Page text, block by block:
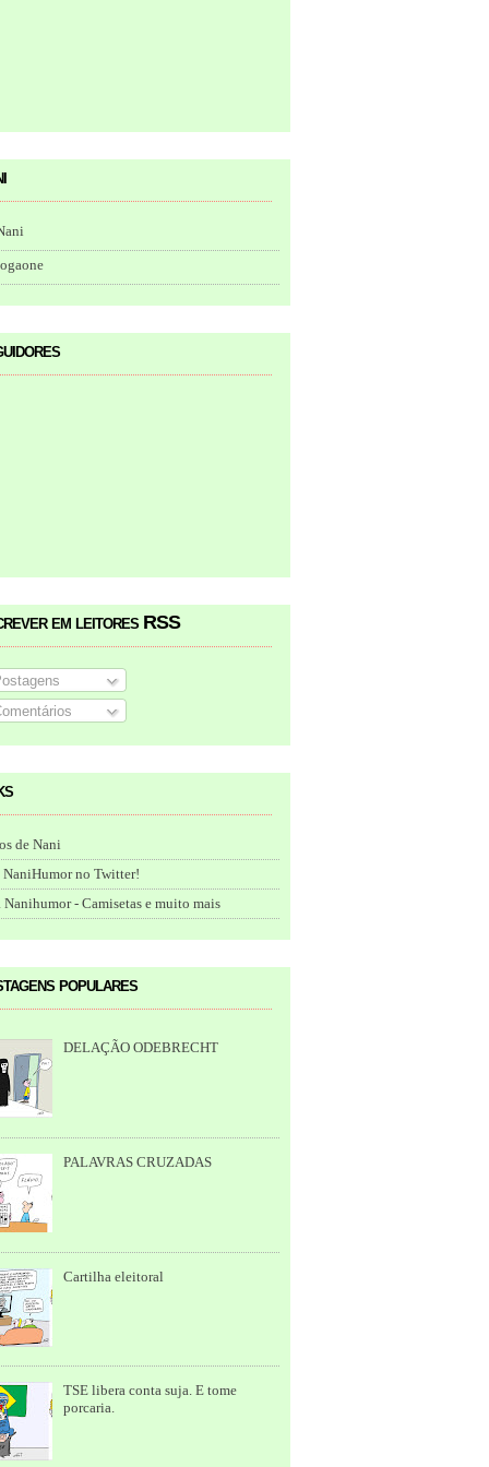
em leitores RSS
de Nani
NaniHumor no Twitter!
- Camisetas e muito mais
populares
DELAÇÃO ODEBRECHT
PALAVRAS CRUZADAS
Cartilha eleitoral
TSE libera conta suja. E tome
porcaria.